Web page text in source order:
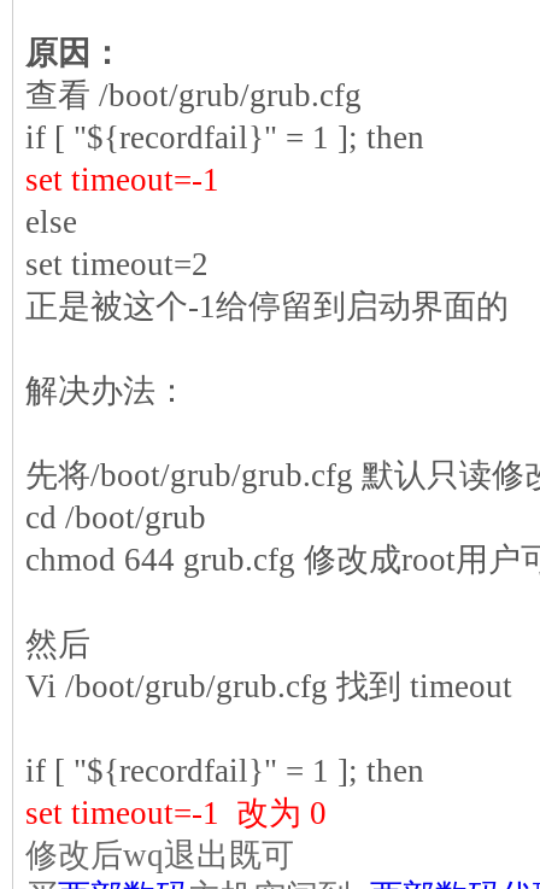
原因：
查看 /boot/grub/grub.cfg
if [ "${recordfail}" = 1 ]; then
set timeout=-1
else
set timeout=2
正是被这个-1给停留到启动界面的
解决办法：
先将/boot/grub/grub.cfg 默认只读修
cd /boot/grub
chmod 644 grub.cfg 修改成root用户
然后
Vi /boot/grub/grub.cfg 找到 timeout
if [ "${recordfail}" = 1 ]; then
set timeout=-1 改为 0
修改后wq退出既可